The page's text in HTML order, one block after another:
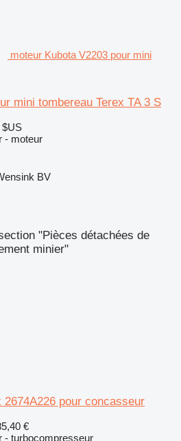
moteur Kubota V2203 pour mini
mini tombereau Terex TA 3 S
$US
- moteur
BV
"Pièces détachées de
minier"
pour concasseur
€
- turbocompresseur